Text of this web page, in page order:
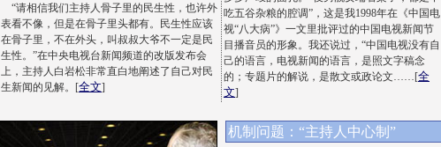
“请相信我们主持人骨子里的民生性，也许外
表看不像，但是在骨子里头都有。民生性应该
在骨子里，不在外头，叫叔叔大爷不一定是民
生性。”在中央电视台新闻频道的改版发布会
上，主持人白岩松非常直白地阐述了自己对民
生新闻的见解。[全文]
吃五谷杂粮的腔调”，这是我1998年在《中国电
视“八大病”》一文里批评过的中国电视新闻节
目播音员的形象。我还说过，“中国电视没有自
己的语言，电视新闻的语言，是照文字稿念
的；专题片的解说，是散文或政论文……[全
文]
机制问题：“主持人中心制”